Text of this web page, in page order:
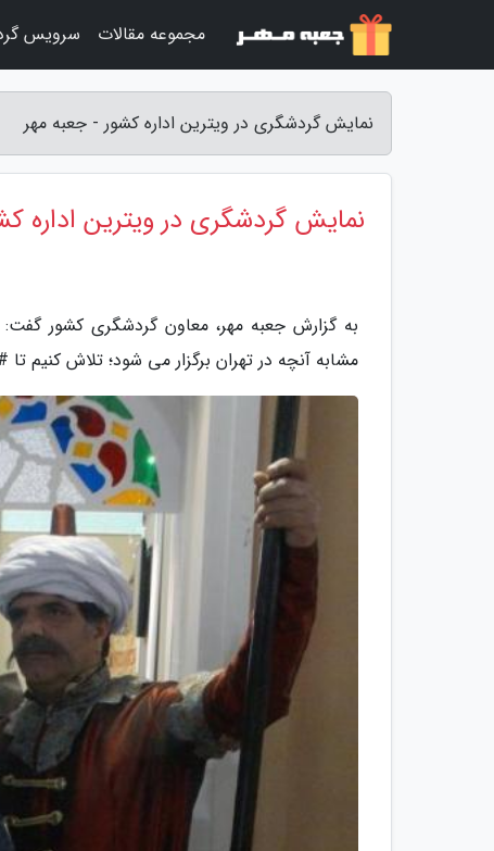
نمایش گردشگری در ویترین اداره کشور - جعبه مهر
نمایش گردشگری در ویترین اداره
به گزارش جعبه مهر، معاون گردشگری کشور گفت:
مشابه آنچه در تهران برگزار می شود؛ تلاش کنیم
مجموعه مقالات سرویس